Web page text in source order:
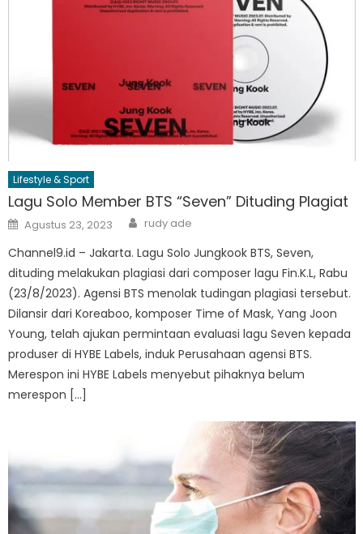
Lifestyle & Sport
Lagu Solo Member BTS “Seven” Dituding Plagiat
Posted
on
Agustus 23, 2023 Author
rudy ade
Channel9.id – Jakarta. Lagu Solo Jungkook BTS, Seven,
dituding melakukan plagiasi dari composer lagu Fin.K.L, Rabu
(23/8/2023). Agensi BTS menolak tudingan plagiasi tersebut.
Dilansir dari Koreaboo, komposer Time of Mask, Yang Joon
Young, telah ajukan permintaan evaluasi lagu Seven kepada
produser di HYBE Labels, induk Perusahaan agensi BTS.
Merespon ini HYBE Labels menyebut pihaknya belum
merespon […]